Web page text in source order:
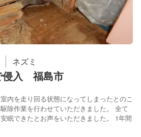
ネズミ
侵入 福島市
内を走り回る状態になってしまったとのこ
除作業を行わせていただきました。 全て
眠できたとお声をいただきました。 1年間